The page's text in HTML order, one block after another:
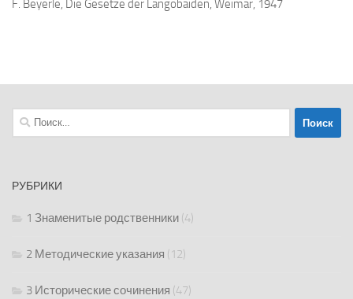
F. Beyerle, Die Gesetze der Langobaiden, Weimar, 1947
Найти:
РУБРИКИ
1 Знаменитые родственники (4)
2 Методические указания (12)
3 Исторические сочинения (47)